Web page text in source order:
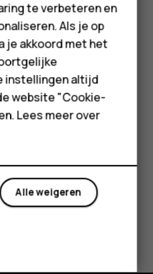
in uw telefoon, zoals
vaste nummers of
uit.
beschikbaar is, kunt u
tot stand brengen
hebt.
te verbeteren en
Als je op
je akkoord met het
instellingen altijd
website "Cookie-
Lees meer over
Alle weigeren